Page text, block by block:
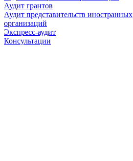
Аудит грантов
Аудит представительств иностранных
организаций
Экспресс-аудит
Консультации